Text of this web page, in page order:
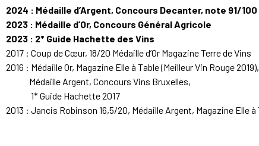
2024 : Médaille d’Argent, Concours Decanter, note 91/100
2023 : Médaille d’Or, Concours Général Agricole
2023 : 2* Guide Hachette des Vins
2017 : Coup de Cœur, 18/20 Médaille d’Or Magazine Terre de Vins
2016 : Médaille Or, Magazine Elle à Table (Meilleur Vin Rouge 2019),
Médaille Argent, Concours Vins Bruxelles,
1* Guide Hachette 2017
2013 : Jancis Robinson 16,5/20, Médaille Argent, Magazine Elle à